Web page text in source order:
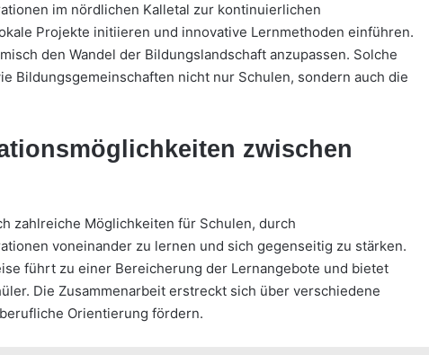
im nördlichen Kalletal zur kontinuierlichen
Projekte initiieren und innovative Lernmethoden einführen.
den Wandel der Bildungslandschaft anzupassen. Solche
Bildungsgemeinschaften nicht nur Schulen, sondern auch die
zwischen
zahlreiche Möglichkeiten für Schulen, durch
voneinander zu lernen und sich gegenseitig zu stärken.
führt zu einer Bereicherung der Lernangebote und bietet
Die Zusammenarbeit erstreckt sich über verschiedene
Orientierung fördern.